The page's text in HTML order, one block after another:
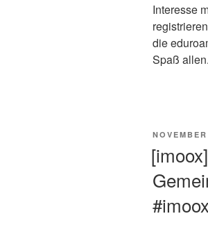
Interesse
die
Spaß allen.
#imoox